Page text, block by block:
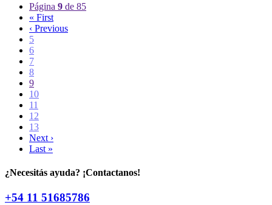
Página 9 de 85
« First
‹ Previous
5
6
7
8
9
10
11
12
13
Next ›
Last »
¿Necesitás ayuda? ¡Contactanos!
+54 11 51685786